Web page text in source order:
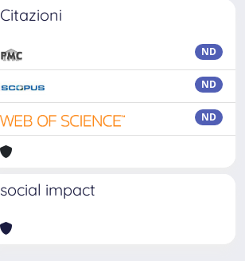
Citazioni
ND
ND
ND
social impact